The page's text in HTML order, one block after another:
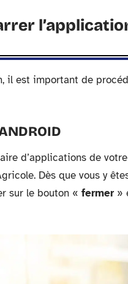
il est important de
d’applications de
Dès que vous y
sur le bouton « fermer »